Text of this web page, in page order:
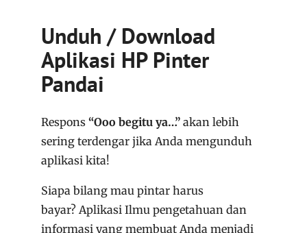
Unduh / Download
Aplikasi HP Pinter
Pandai
Respons “Ooo begitu ya…” akan lebih
sering terdengar jika Anda mengunduh
aplikasi kita!
Siapa bilang mau pintar harus
bayar? Aplikasi Ilmu pengetahuan dan
informasi yang membuat Anda menjadi